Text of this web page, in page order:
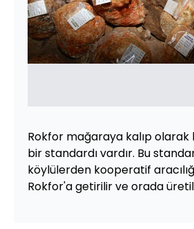
Rokfor mağaraya kalıp olarak
bir standardı vardır. Bu
köylülerden kooperatif
Rokfor'a getirilir ve orada